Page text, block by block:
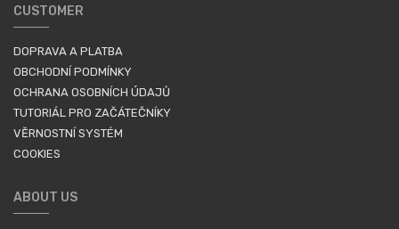
CUSTOMER
DOPRAVA A PLATBA
OBCHODNÍ PODMÍNKY
OCHRANA OSOBNÍCH ÚDAJŮ
TUTORIÁL PRO ZAČÁTEČNÍKY
VĚRNOSTNÍ SYSTÉM
COOKIES
ABOUT US